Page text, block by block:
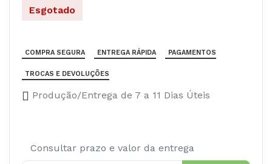
Esgotado
COMPRA SEGURA ENTREGA RÁPIDA PAGAMENTOS
TROCAS E DEVOLUÇÕES
Produção/Entrega de 7 a 11 Dias Úteis
Consultar prazo e valor da entrega